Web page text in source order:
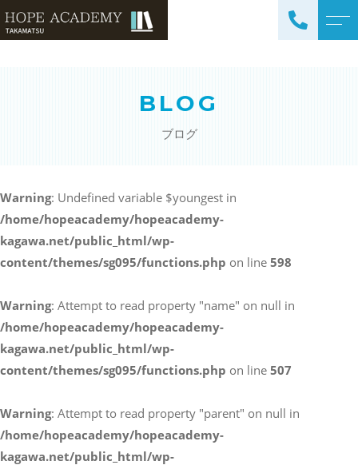
（4科目）
中学生コース（5科目）
高校生コース（3科目）
英会話コース（幼児～小学
校低学年）
087-887-7663
BLOG
ブログ
Warning: Undefined variable $youngest in
/home/hopeacademy/hopeacademy-
kagawa.net/public_html/wp-
content/themes/sg095/functions.php on line 598
Warning: Attempt to read property "name" on null in
/home/hopeacademy/hopeacademy-
kagawa.net/public_html/wp-
content/themes/sg095/functions.php on line 507
Warning: Attempt to read property "parent" on null in
/home/hopeacademy/hopeacademy-
kagawa.net/public_html/wp-